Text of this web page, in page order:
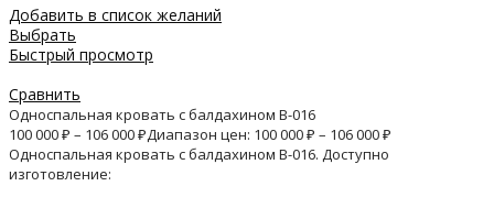
Добавить в список желаний
Выбрать
Быстрый просмотр
Сравнить
Односпальная кровать с балдахином B-016
100 000₽ – 106 000₽Диапазон цен: 100 000 ₽ – 106 000 ₽
Односпальная кровать с балдахином B-016. Доступно
изготовление: